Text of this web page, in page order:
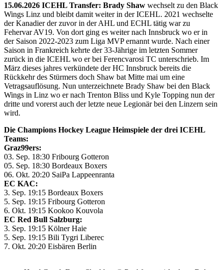
15.06.2026 ICEHL Transfer: Brady Shaw wechselt zu den Black
Wings Linz und bleibt damit weiter in der ICEHL. 2021 wechselte
der Kanadier der zuvor in der AHL und ECHL tätig war zu
Fehervar AV19. Von dort ging es weiter nach Innsbruck wo er in
der Saison 2022-2023 zum Liga MVP ernannt wurde. Nach einer
Saison in Frankreich kehrte der 33-Jährige im letzten Sommer
zurück in die ICEHL wo er bei Ferencvarosi TC unterschrieb. Im
März dieses jahres verkündete der HC Innsbruck bereits die
Rückkehr des Stürmers doch Shaw bat Mitte mai um eine
Vetragsauflösung. Nun unterzeichnete Brady Shaw bei den Black
Wings in Linz wo er nach Trenton Bliss und Kyle Topping nun der
dritte und vorerst auch der letzte neue Legionär bei den Linzern sein
wird.
Die Champions Hockey League Heimspiele der drei ICEHL
Teams:
Graz99ers:
03. Sep. 18:30 Fribourg Gotteron
05. Sep. 18:30 Bordeaux Boxers
06. Okt. 20:20 SaiPa Lappeenranta
EC KAC:
3. Sep. 19:15 Bordeaux Boxers
5. Sep. 19:15 Fribourg Gotteron
6. Okt. 19:15 Kookoo Kouvola
EC Red Bull Salzburg:
3. Sep. 19:15 Kölner Haie
5. Sep. 19:15 Bili Tygri Liberec
7. Okt. 20:20 Eisbären Berlin